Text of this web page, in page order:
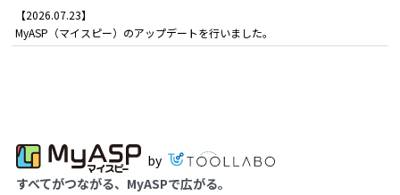
【2026.07.23】
MyASP（マイスピー）のアップデートを行いました。
by
すべてがつながる、MyASPで広がる。